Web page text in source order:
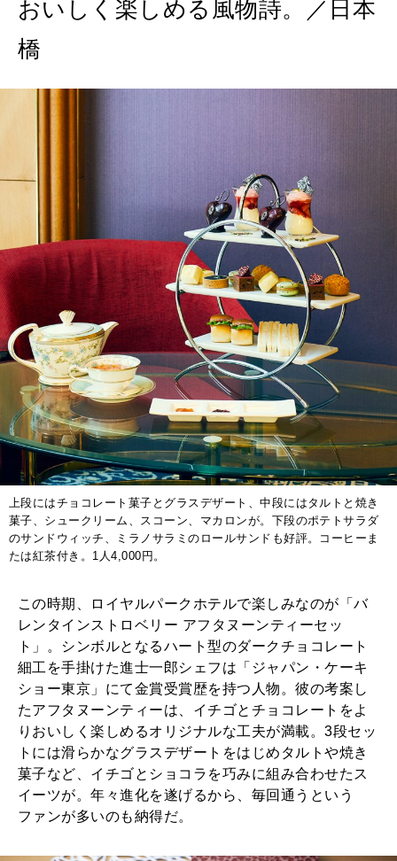
2026年3月号「スイーツ予想図 2026」
2026年1月号「猫がいれば、幸せ」
2025年12月号「お酒の新常識。」
おいしく楽しめる風物詩。／日本
橋
上段にはチョコレート菓子とグラスデザート、中段にはタルトと焼き
菓子、シュークリーム、スコーン、マカロンが。下段のポテトサラダ
のサンドウィッチ、ミラノサラミのロールサンドも好評。コーヒーま
たは紅茶付き。1人4,000円。
この時期、ロイヤルパークホテルで楽しみなのが「バ
レンタインストロベリー アフタヌーンティーセッ
ト」。シンボルとなるハート型のダークチョコレート
細工を手掛けた進士一郎シェフは「ジャパン・ケーキ
ショー東京」にて金賞受賞歴を持つ人物。彼の考案し
たアフタヌーンティーは、イチゴとチョコレートをよ
りおいしく楽しめるオリジナルな工夫が満載。3段セッ
トには滑らかなグラスデザートをはじめタルトや焼き
菓子など、イチゴとショコラを巧みに組み合わせたス
イーツが。年々進化を遂げるから、毎回通うという
ファンが多いのも納得だ。